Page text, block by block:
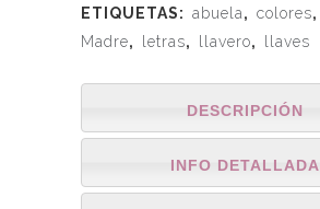
ETIQUETAS: abuela, colores,
Madre, letras, llavero, llaves
DESCRIPCIÓN
INFO DETALLADA